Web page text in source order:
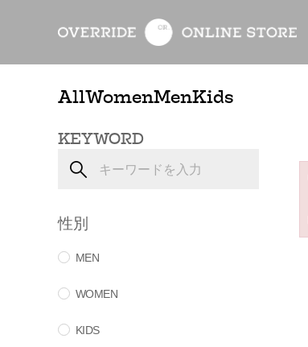
AllWomenMenKids
KEYWORD
性別
MEN
WOMEN
KIDS